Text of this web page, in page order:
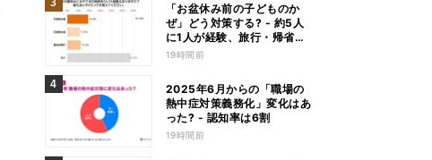
「お盆休み前の子どものか
ぜ」どう対策する? - 約5人
に1人が経験、旅行・帰省へ
の影響も
19時間前
2025年6月からの「職場の
熱中症対策義務化」変化はあ
った? - 認知率は6割
19時間前